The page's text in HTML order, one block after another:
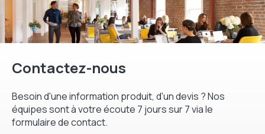
Contactez-nous
Besoin d'une information produit, d'un devis ? Nos
équipes sont à votre écoute 7 jours sur 7 via le
formulaire de contact.